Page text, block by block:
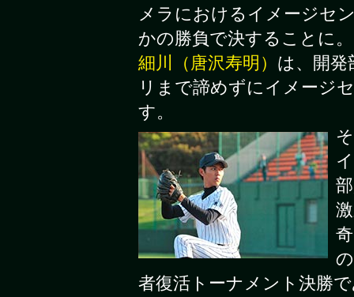
メラにおけるイメージセ
かの勝負で決することに。
細川（唐沢寿明） は、開発
リまで諦めずにイメージ
す。
者復活トーナメント決勝